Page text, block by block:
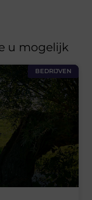
u mogelijk
BEDRIJVEN